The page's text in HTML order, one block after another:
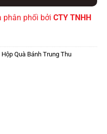
phân phối bởi CTY TNHH
Quà Bánh Trung Thu